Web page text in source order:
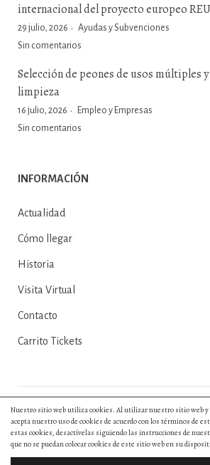
Nuestro sitio web utiliza cookies. Al utilizar nuestro sitio web y
acepta nuestro uso de cookies de acuerdo con los términos de
estas cookies, desactívelas siguiendo las instrucciones de
que no se puedan colocar cookies de este sitio web en su
internacional del proyecto europeo
29 julio, 2026
Ayudas y Subvenciones
Sin comentarios
Selección de peones de usos múltiples
limpieza
16 julio, 2026
Empleo y Empresas
Sin comentarios
INFORMACIÓN
Actualidad
Cómo llegar
Historia
Visita Virtual
Contacto
Carrito Tickets
© 2025, Excmo. Ayto. de Herrera del Duque |
Política de Cookies
Aviso Legal | Entradas y
Hurry App